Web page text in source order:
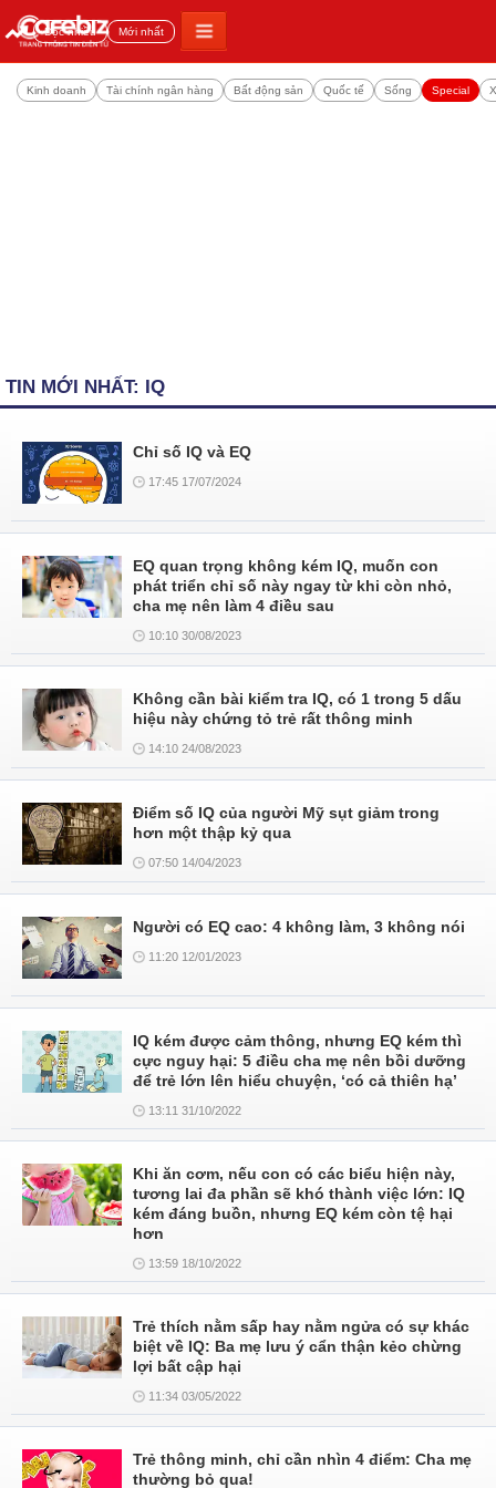
Đọc nhiều Mới nhất
Kinh doanh Tài chính ngân hàng Bất động sản Quốc tế Sống Special
TIN MỚI NHẤT: IQ
Chỉ số IQ và EQ
17:45 17/07/2024
EQ quan trọng không kém IQ, muốn con
phát triển chỉ số này ngay từ khi còn nhỏ,
cha mẹ nên làm 4 điều sau
10:10 30/08/2023
Không cần bài kiểm tra IQ, có 1 trong 5 dấu
hiệu này chứng tỏ trẻ rất thông minh
14:10 24/08/2023
Điểm số IQ của người Mỹ sụt giảm trong
hơn một thập kỷ qua
07:50 14/04/2023
Người có EQ cao: 4 không làm, 3 không nói
11:20 12/01/2023
IQ kém được cảm thông, nhưng EQ kém thì
cực nguy hại: 5 điều cha mẹ nên bồi dưỡng
để trẻ lớn lên hiểu chuyện, ‘có cả thiên hạ’
13:11 31/10/2022
Khi ăn cơm, nếu con có các biểu hiện này,
tương lai đa phần sẽ khó thành việc lớn: IQ
kém đáng buồn, nhưng EQ kém còn tệ hại
hơn
13:59 18/10/2022
Trẻ thích nằm sấp hay nằm ngửa có sự khác
biệt về IQ: Ba mẹ lưu ý cẩn thận kẻo chừng
lợi bất cập hại
11:34 03/05/2022
Trẻ thông minh, chỉ cần nhìn 4 điểm: Cha mẹ
thường bỏ qua!